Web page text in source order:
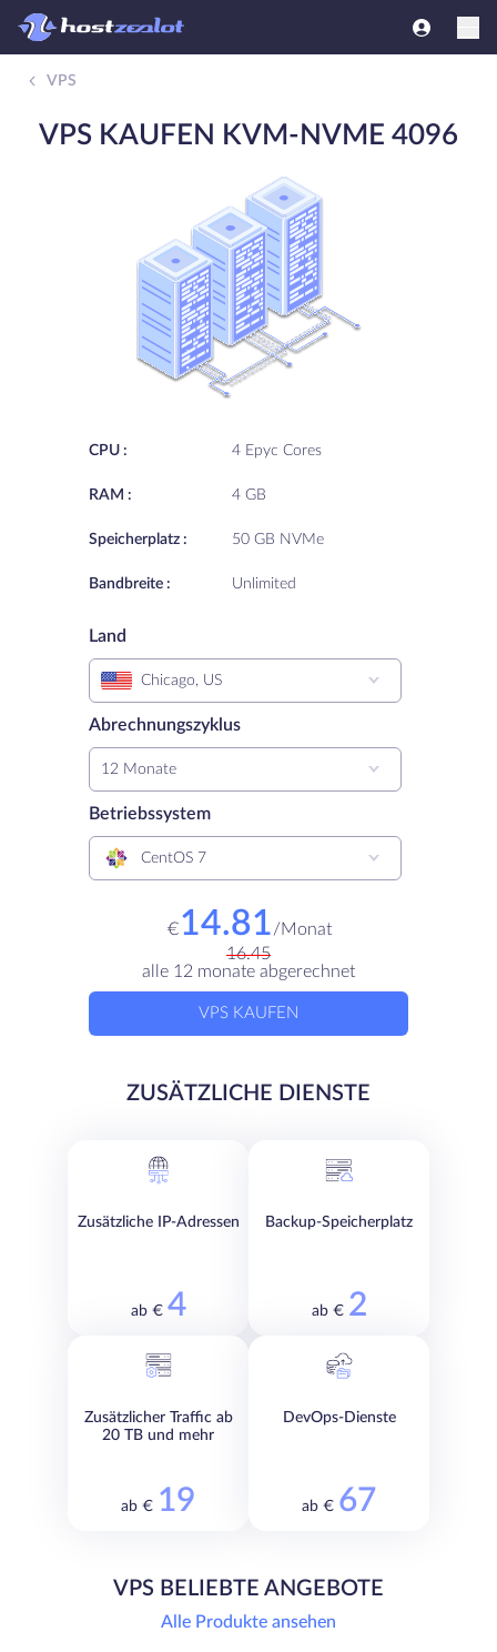
VPS
VPS KAUFEN KVM-NVME 4096
CPU :
RAM :
Speicherplatz :
Bandbreite :
4 Epyc Cores
4 GB
50 GB NVMe
Unlimited
Land
Chicago, US
Abrechnungszyklus
12 Monate
Betriebssystem
CentOS 7
€14.81/Monat
16.45
alle 12 monate abgerechnet
VPS KAUFEN
ZUSÄTZLICHE DIENSTE
Zusätzliche IP-Adressen
ab € 4
Backup-Speicherplatz
ab € 2
Zusätzlicher Traffic ab
20 TB und mehr
ab € 19
DevOps-Dienste
ab € 67
VPS BELIEBTE ANGEBOTE
Alle Produkte ansehen